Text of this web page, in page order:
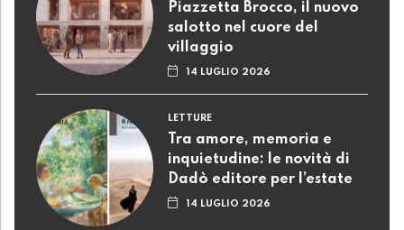
Piazzetta Brocco, il nuovo
salotto nel cuore del
villaggio
14 LUGLIO 2026
LETTURE
Tra amore, memoria e
inquietudine: le novità di
Dadò editore per l’estate
14 LUGLIO 2026